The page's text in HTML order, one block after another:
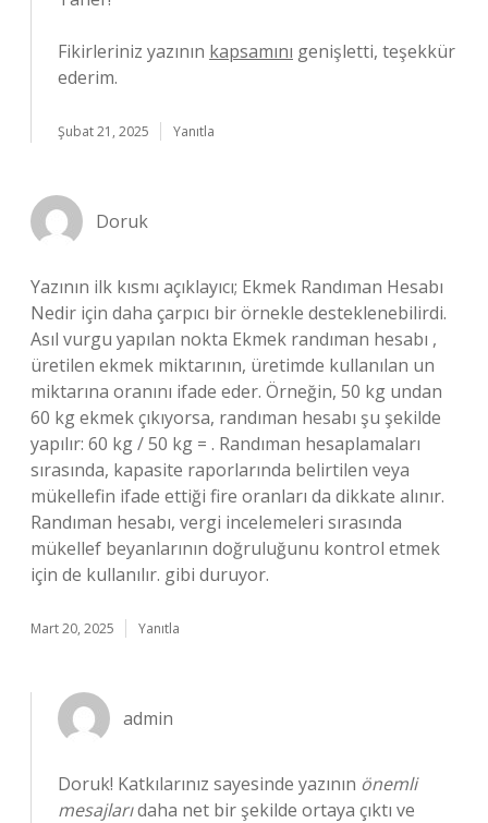
Fikirleriniz yazının kapsamını genişletti, teşekkür
ederim.
Şubat 21, 2025 Yanıtla
Doruk
Yazının ilk kısmı açıklayıcı; Ekmek Randıman Hesabı
Nedir için daha çarpıcı bir örnekle desteklenebilirdi.
Asıl vurgu yapılan nokta Ekmek randıman hesabı ,
üretilen ekmek miktarının, üretimde kullanılan un
miktarına oranını ifade eder. Örneğin, 50 kg undan
60 kg ekmek çıkıyorsa, randıman hesabı şu şekilde
yapılır: 60 kg / 50 kg = . Randıman hesaplamaları
sırasında, kapasite raporlarında belirtilen veya
mükellefin ifade ettiği fire oranları da dikkate alınır.
Randıman hesabı, vergi incelemeleri sırasında
mükellef beyanlarının doğruluğunu kontrol etmek
için de kullanılır. gibi duruyor.
Mart 20, 2025 Yanıtla
admin
Doruk! Katkılarınız sayesinde yazının önemli
mesajlarıdaha net bir şekilde ortaya çıktı ve